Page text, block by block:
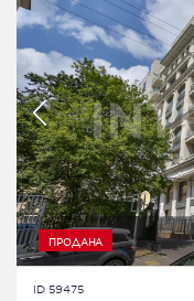
ПРОДАНА
ID 59475